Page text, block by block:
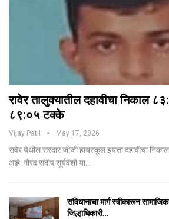
रावेर तालुक्यातील दहावीचा निकाल
८९:०५ टक्के
Vijay Patil May 17, 2026
रावेर येथील सरदार जीजी हायस्कूल इयत्ता दहावीचा
आहे. गौरव संदीप सूर्यवंशी या…
संविधानाचा मार्ग स्वीकारून
जिल्हाधिकारी…